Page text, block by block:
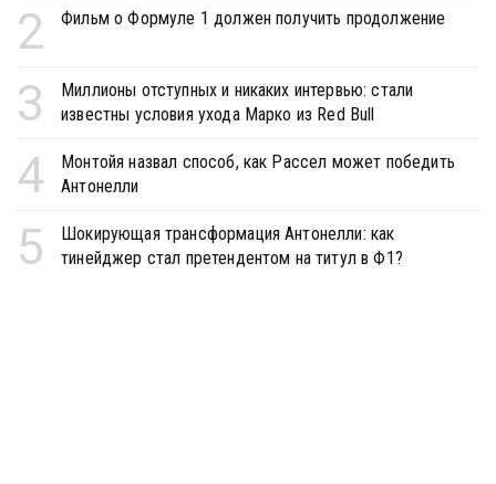
2 Фильм о Формуле 1 должен получить продолжение
3
Миллионы отступных и никаких интервью: стали
известны условия ухода Марко из Red Bull
4
Монтойя назвал способ, как Рассел может победить
Антонелли
5
Шокирующая трансформация Антонелли: как
тинейджер стал претендентом на титул в Ф1?